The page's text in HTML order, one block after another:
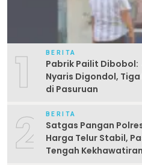
1 BERITA
Pabrik Pailit Dibobol:
Nyaris Digondol,
di Pasuruan
2 BERITA
Satgas Pangan
Harga Telur Stabil,
Tengah